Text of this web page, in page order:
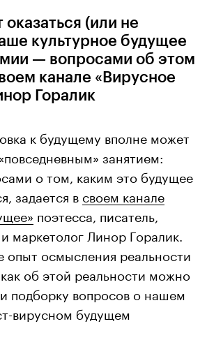
(или не
культурное будущее
— вопросами об этом
канале «Вирусное
Горалик
к будущему вполне может
занятием:
о том, каким это будущее
задается в своем канале
поэтесса, писатель,
маркетолог Линор Горалик.
опыт осмысления реальности
об этой реальности можно
подборку вопросов о нашем
вирусном будущем